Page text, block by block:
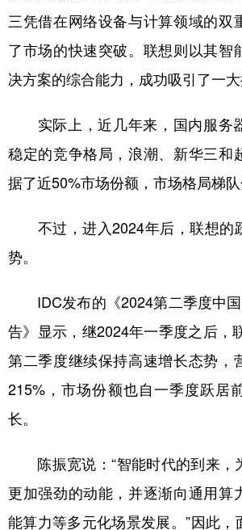
三凭借在网络设备与计算领域的双
了市场的快速突破。联想则以其智
决方案的综合能力，成功吸引了一大
实际上，近几年来，国内服务
稳定的竞争格局，浪潮、新华三和
据了近50%市场份额，市场格局梯队
不过，进入2024年后，联想的
势。
IDC发布的《2024第二季度中国
告》显示，继2024年一季度之后，
第二季度继续保持高速增长态势，
215%，市场份额也自一季度跃居
长。
陈振宽说：“智能时代的到来，
更加强劲的动能，并逐渐向通用算
能算力等多元化场景发展。”因此，